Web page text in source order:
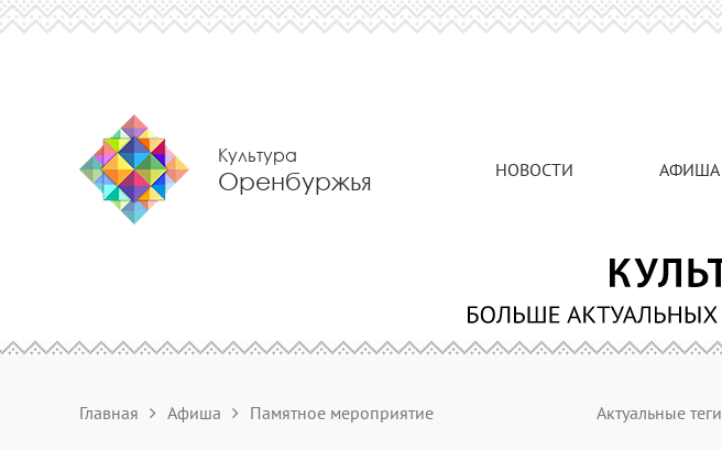
Культура
Оренбуржья НОВОСТИ АФИША
Главная Афиша Памятное мероприятие Актуальные теги